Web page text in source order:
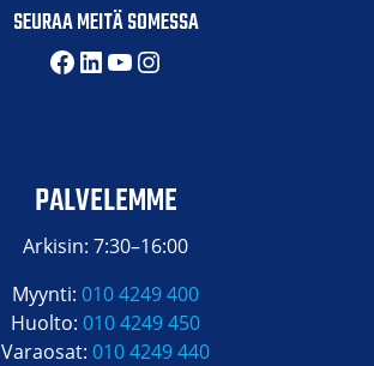
SEURAA MEITÄ SOMESSA
Facebook
LinkedIn
YouTube
Instagram
PALVELEMME
Arkisin: 7:30–16:00
Myynti: 010 4249 400
Huolto: 010 4249 450
Varaosat: 010 4249 440